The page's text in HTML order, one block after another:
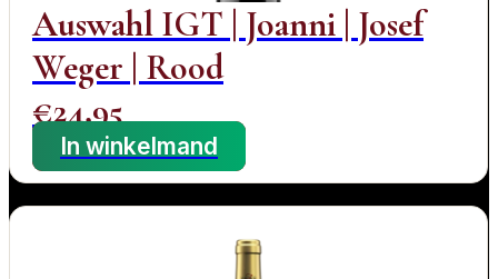
Auswahl IGT | Joanni | Josef
Weger | Rood
€24,95
In winkelmand